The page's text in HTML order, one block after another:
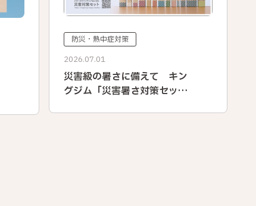
防災・熱中症対策
2026.07.01
災害級の暑さに備えて キン
グジム「災害暑さ対策セッ